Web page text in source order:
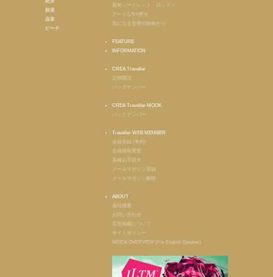
散策
温泉
ビーチ
最旬シークレット・ロンドン
アートなNY便り
気になる世界の街角から
FEATURE
INFORMATION
CREA Traveller
定期購読
バックナンバー
CREA Traveller MOOK
バックナンバー
Traveller WEB MEMBER
会員登録 (無料)
会員情報変更
各種お手続き
メールマガジン登録
メールマガジン解除
ABOUT
会社概要
お問い合わせ
広告掲載について
サイトポリシー
MEIDA OVERVIEW (For English Speaker)